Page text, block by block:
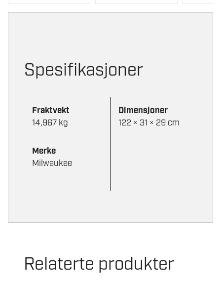
velges
velges
Spesifikasjoner
Fraktvekt
14,967 kg
Dimensjoner
122 × 31 × 29 cm
Merke
Milwaukee
Relaterte produkter